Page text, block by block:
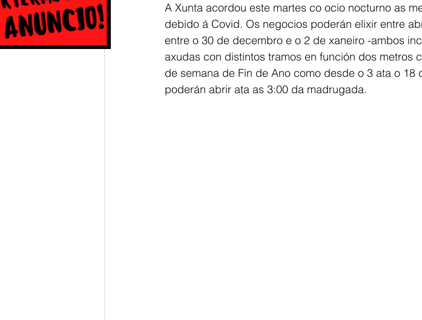
A Xunta acordou este martes co ocio nocturno as
debido á Covid. Os negocios poderán elixir entre
entre o 30 de decembro e o 2 de xaneiro -ambos
axudas con distintos tramos en función dos metros
de semana de Fin de Ano como desde o 3 ata o
poderán abrir ata as 3:00 da madrugada.